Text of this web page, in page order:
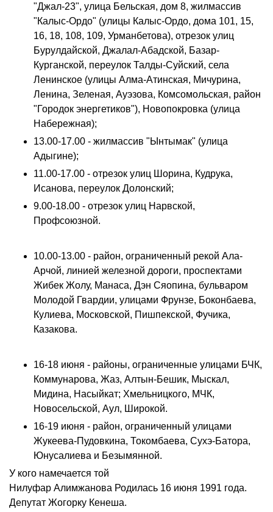
"Джал-23", улица Бельская, дом 8, жилмассив
"Калыс-Ордо" (улицы Калыс-Ордо, дома 101, 15,
16, 18, 108, 109, Урманбетова), отрезок улиц
Бурулдайской, Джалал-Абадской, Базар-
Курганской, переулок Талды-Суйский, села
Ленинское (улицы Алма-Атинская, Мичурина,
Ленина, Зеленая, Ауэзова, Комсомольская, район
"Городок энергетиков"), Новопокровка (улица
Набережная);
13.00-17.00 - жилмассив "Ынтымак" (улица
Адыгине);
11.00-17.00 - отрезок улиц Шорина, Кудрука,
Исанова, переулок Долонский;
9.00-18.00 - отрезок улиц Нарвской,
Профсоюзной.
10.00-13.00 - район, ограниченный рекой Ала-
Арчой, линией железной дороги, проспектами
Жибек Жолу, Манаса, Дэн Сяопина, бульваром
Молодой Гвардии, улицами Фрунзе, Боконбаева,
Кулиева, Московской, Пишпекской, Фучика,
Казакова.
16-18 июня - районы, ограниченные улицами БЧК,
Коммунарова, Жаз, Алтын-Бешик, Мыскал,
Мидина, Насыйкат; Хмельницкого, МЧК,
Новосельской, Аул, Широкой.
16-19 июня - район, ограниченный улицами
Жукеева-Пудовкина, Токомбаева, Сухэ-Батора,
Юнусалиева и Безымянной.
У кого намечается той
Нилуфар Алимжанова Родилась 16 июня 1991 года.
Депутат Жогорку Кенеша.